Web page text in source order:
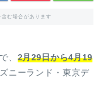
む場合があります
、 2月29日から4月19
ニーランド・東京デ